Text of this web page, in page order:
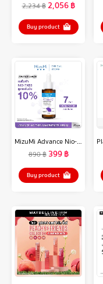
2,234฿2,056฿
Buy product
MizuMi Advance Nio-TXB3 Concentrate Serum 30 ml เซรั่มฝ้า สูตรเข้มข้น 10% ลดเลือนฝ้าหนา ฝ้าแดด กระ ที่ฝังลึก ให้จางลง
890฿ 399฿
Buy product